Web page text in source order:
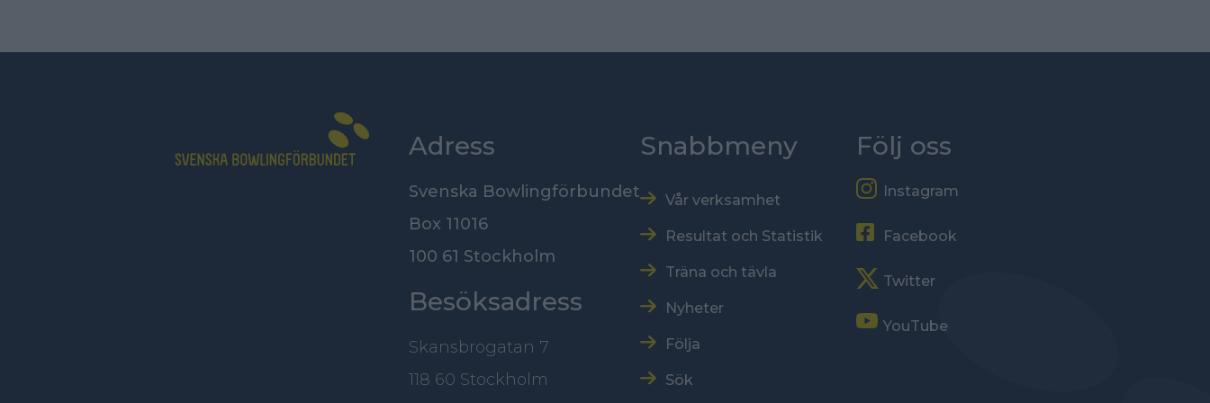
Adress
Svenska Bowlingförbundet
Box 11016
100 61 Stockholm
Besöksadress
Skansbrogatan 7
118 60 Stockholm
Snabbmeny
Vår verksamhet
Resultat och Statistik
Träna och tävla
Nyheter
Följa
Sök
Följ oss
Instagram
Facebook
Twitter
YouTube